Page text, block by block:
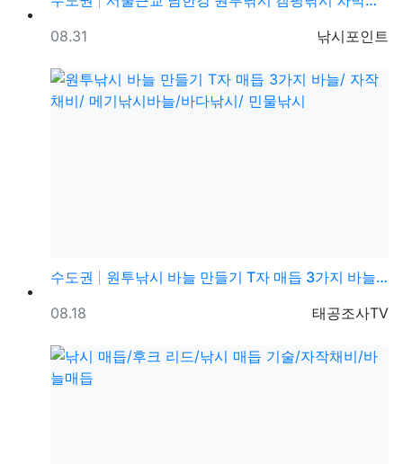
등록자
낚시포인트
등록일
08.31
수도권
원투낚시 바늘 만들기 T자 매듭 3가지 바늘/ 자작채비…
등록자
태공조사TV
등록일
08.18